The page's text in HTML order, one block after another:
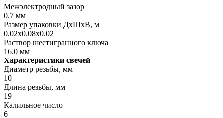
Межэлектродный зазор
0.7 мм
Размер упаковки ДхШхВ, м
0.02x0.08x0.02
Раствор шестигранного ключа
16.0 мм
Характеристики свечей
Диаметр резьбы, мм
10
Длина резьбы, мм
19
Калильное число
6